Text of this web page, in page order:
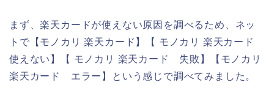
まず、楽天カードが使えない原因を調べるため、ネッ
トで【モノカリ 楽天カード】【 モノカリ 楽天カード
使えない】【 モノカリ 楽天カード 失敗】【モノカリ
楽天カード エラー】という感じで調べてみました。